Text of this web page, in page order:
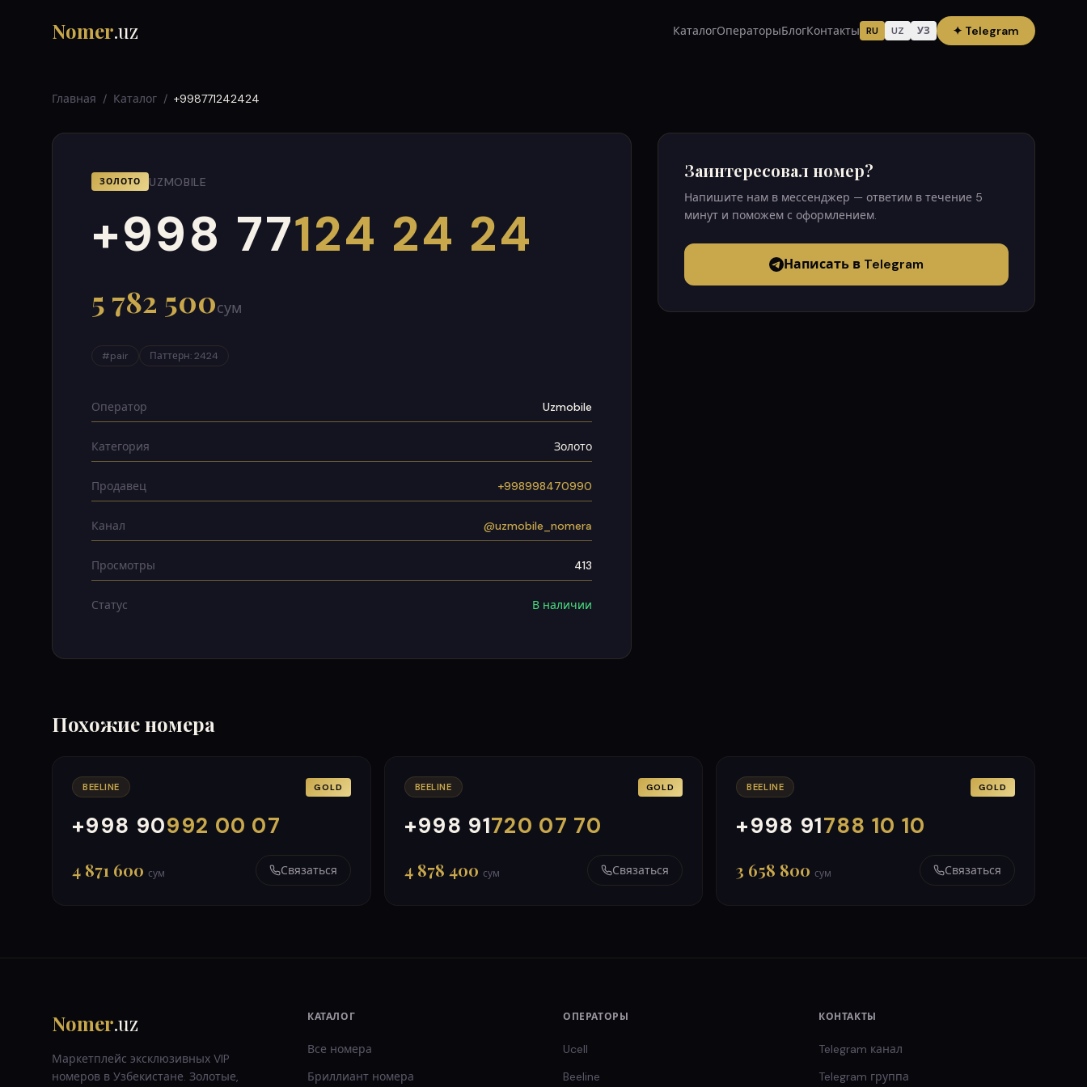
Nomer.uz КаталогОператорыБлогКонтакты RU UZ УЗ ✦ Telegram
Главная / Каталог / +998771242424
ЗОЛОТО UZMOBILE
+998 77124 24 24
000
999
5 782 500сум
#pair Паттерн:2424
Оператор Uzmobile
Категория Золото
Продавец +998998470990
Канал @uzmobile_nomera
Просмотры 413
Статус В наличии
Заинтересовал номер?
Напишите нам в мессенджер — ответим в течение 5
минут и поможем с оформлением.
Написать в Telegram
Похожие номера
BEELINE GOLD
+998 90992 00 07
000
999
4 871 600 сум Связаться
BEELINE GOLD
+998 91720 07 70
000
999
4 878 400 сум Связаться
BEELINE GOLD
+998 91788 10 10
000
999
3 658 800 сум Связаться
Nomer.uz
Маркетплейс эксклюзивных VIP
номеров в Узбекистане. Золотые,
КАТАЛОГ
Все номера
Бриллиант номера
ОПЕРАТОРЫ
Ucell
Beeline
КОНТАКТЫ
Telegram канал
Telegram группа